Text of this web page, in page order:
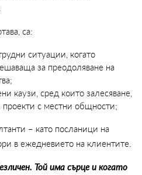
са:
ситуации, когато
за преодоляване на
каузи, сред които залесяване,
с местни общности;
– като посланици на
в ежедневието на клиентите.
Той има сърце и когато